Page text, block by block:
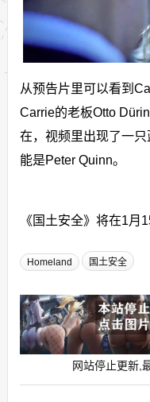
从预告片里可以看到
Carrie的老板Otto
在，视频里出现了一
能是Peter Quinn。
《国土安全》将在1月
Homeland 国土安全
网站停止更新,